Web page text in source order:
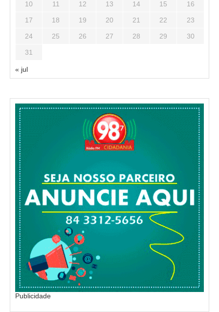
10 11 12 13 14 15 16
17 18 19 20 21 22 23
24 25 26 27 28 29 30
31
« jul
Publicidade